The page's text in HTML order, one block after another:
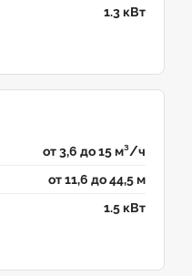
1.3 кВт
от 3,6 до 15 м³/ч
от 11,6 до 44,5 м
1.5 кВт